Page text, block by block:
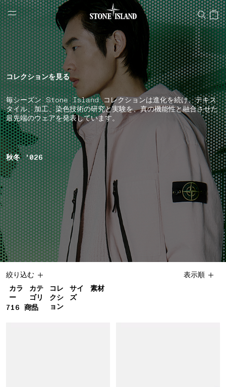
NAVIGATION.ARIA.GOTOMAINCONTENT
LABEL.SHOPPINGCOUNTRY 日本
コレクションを見る
毎シーズン Stone Island コレクションは進化を続け、テキス
タイル、加工、染色技術の研究と実験を、真の機能性と融合させた
最先端のウェアを発表しています。
秋冬 '026
絞り込む
カラ
ー
カテ
ゴリ
ー
コレ
クシ
ョン
サイ
ズ
素材
表示順
716 716 商品
商品